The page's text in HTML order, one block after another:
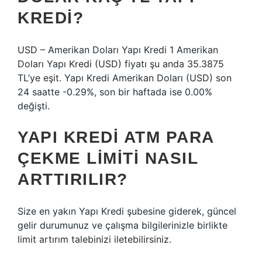
KREDI?
USD – Amerikan Doları Yapı Kredi 1 Amerikan
Doları Yapı Kredi (USD) fiyatı şu anda 35.3875
TL’ye eşit. Yapı Kredi Amerikan Doları (USD) son
24 saatte -0.29%, son bir haftada ise 0.00%
değişti.
YAPI KREDI ATM PARA
ÇEKME LIMITI NASIL
ARTTIRILIR?
Size en yakın Yapı Kredi şubesine giderek, güncel
gelir durumunuz ve çalışma bilgilerinizle birlikte
limit artırım talebinizi iletebilirsiniz.